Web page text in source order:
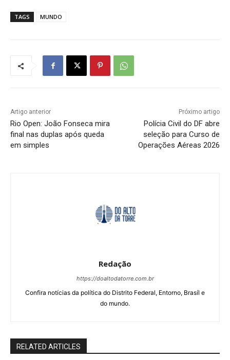
TAGS MUNDO
Artigo anterior
Rio Open: João Fonseca mira
final nas duplas após queda
em simples
Próximo artigo
Polícia Civil do DF abre
seleção para Curso de
Operações Aéreas 2026
Redação
https://doaltodatorre.com.br
Confira notícias da política do Distrito Federal, Entorno, Brasíl e
do mundo.
RELATED ARTICLES